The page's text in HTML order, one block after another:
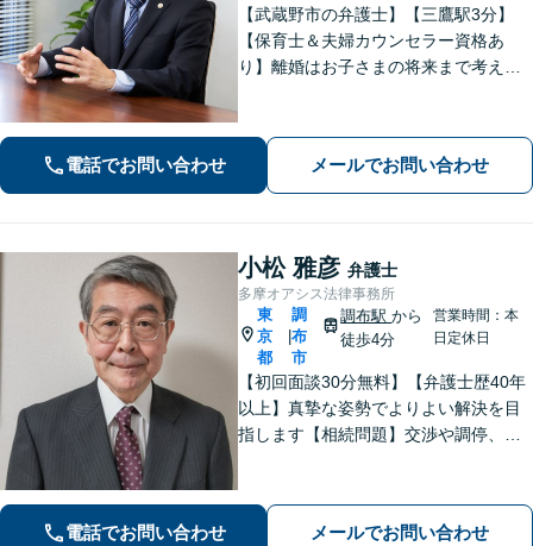
【武蔵野市の弁護士】【三鷹駅3分】
【保育士＆夫婦カウンセラー資格あ
り】離婚はお子さまの将来まで考えた
も引き受けております」【平日夜間相
電話でお問い合わせ メールでお問い合わせ
小松 雅彦 弁護士
多摩オアシス法律事務所
東
京
都
調
布
市
調布駅から
徒歩4分
営業時間：本
日定休日
【初回面談30分無料】【弁護士歴40年
以上】真摯な姿勢でよりよい解決を目
指します【相続問題】交渉や調停、裁
題】熟年離婚や離婚を検討中の方もお
気軽にご相談ください【調布駅4分】
電話でお問い合わせ メールでお問い合わせ